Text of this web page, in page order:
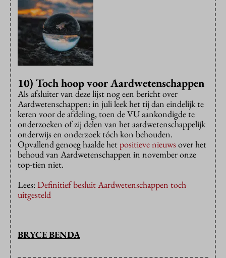
10) Toch hoop voor Aardwetenschappen
Als afsluiter van deze lijst nog een bericht over
Aardwetenschappen: in juli leek het tij dan eindelijk te
keren voor de afdeling, toen de VU aankondigde te
onderzoeken of zij delen van het aardwetenschappelijk
onderwijs en onderzoek tóch kon behouden.
Opvallend genoeg haalde hetpositieve nieuwsover het
behoud van Aardwetenschappen in november onze
top-tien niet.
Lees:Definitief besluit Aardwetenschappen toch
uitgesteld
BRYCE BENDA